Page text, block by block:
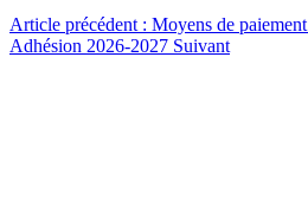
Article précédent : Moyens de paiement
Adhésion 2026-2027 Suivant